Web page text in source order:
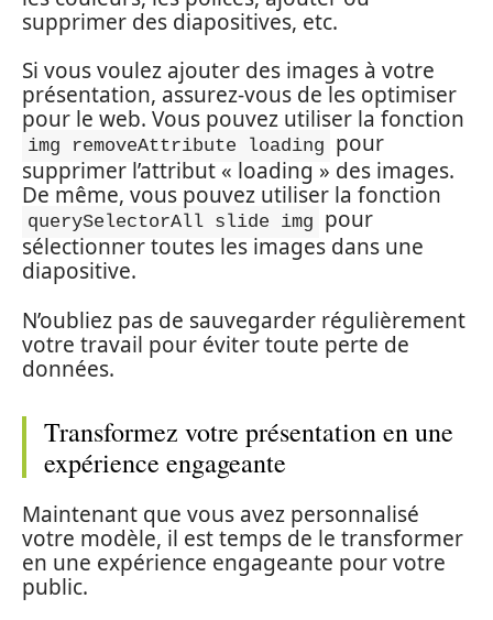
supprimer des diapositives, etc.
Si vous voulez ajouter des images à votre
présentation, assurez-vous de les optimiser
pour le web. Vous pouvez utiliser la fonction
img removeAttribute loading
pour
supprimer l’attribut « loading » des images.
De même, vous pouvez utiliser la fonction
querySelectorAll slide img
pour
sélectionner toutes les images dans une
diapositive.
N’oubliez pas de sauvegarder régulièrement
votre travail pour éviter toute perte de
données.
Transformez votre présentation en une
expérience engageante
Maintenant que vous avez personnalisé
votre modèle, il est temps de le transformer
en une expérience engageante pour votre
public.